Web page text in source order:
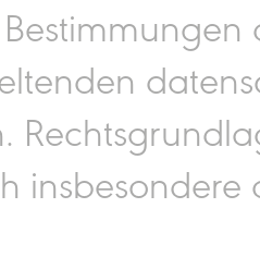
insbesondere